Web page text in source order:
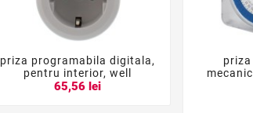
  
priza programabila digitala,
pentru interior, well
65,56 lei
